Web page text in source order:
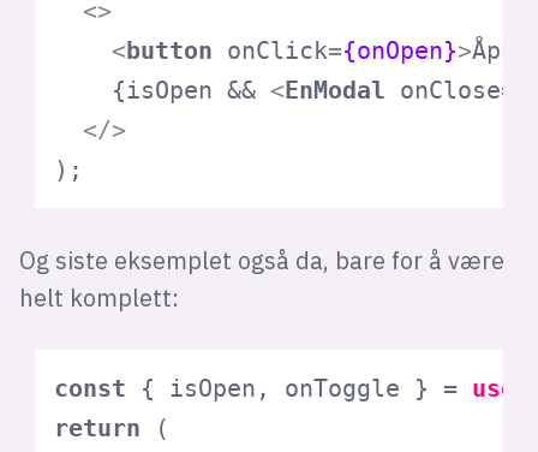
<>
<button onClick={onOpen}>Åpne
    {isOpen &&
<EnModal onClose=
</>
);
Og siste eksemplet også da, bare for å være
helt komplett:
const { isOpen, onToggle } =
return (